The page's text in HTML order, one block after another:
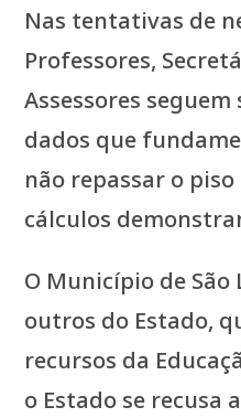
Nas tentativas de
Professores,
Assessores
dados que
não repassar o
cálculos
O Município de São
outros do Estado,
recursos da
o Estado se recusa